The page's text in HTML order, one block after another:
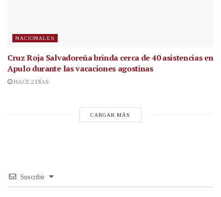
NACIONALES
Cruz Roja Salvadoreña brinda cerca de 40 asistencias en
Apulo durante las vacaciones agostinas
HACE 2 DÍAS
CARGAR MÁS
Suscribir